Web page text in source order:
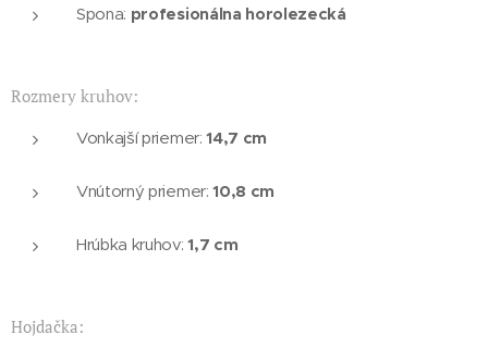
Spona: profesionálna horolezecká
Rozmery kruhov:
Vonkajší priemer:14,7 cm
Vnútorný priemer:10,8 cm
Hrúbka kruhov:1,7 cm
Hojdačka: